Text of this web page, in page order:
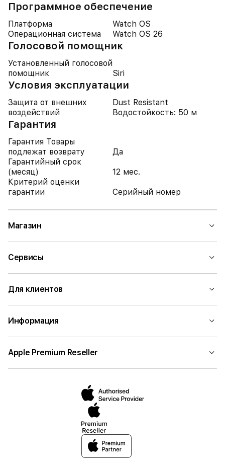
Программное обеспечение
Платформа
Watch OS
Операционная система
Watch OS 26
Голосовой помощник
Установленный голосовой
помощник
Siri
Условия эксплуатации
Защита от внешних
воздействий
Dust Resistant
Водостойкость: 50 м
Гарантия
Гарантия Товары
подлежат возврату
Да
Гарантийный срок
(месяц)
12 мес.
Критерий оценки
гарантии
Серийный номер
Магазин
Сервисы
Для клиентов
Информация
Apple Premium Reseller